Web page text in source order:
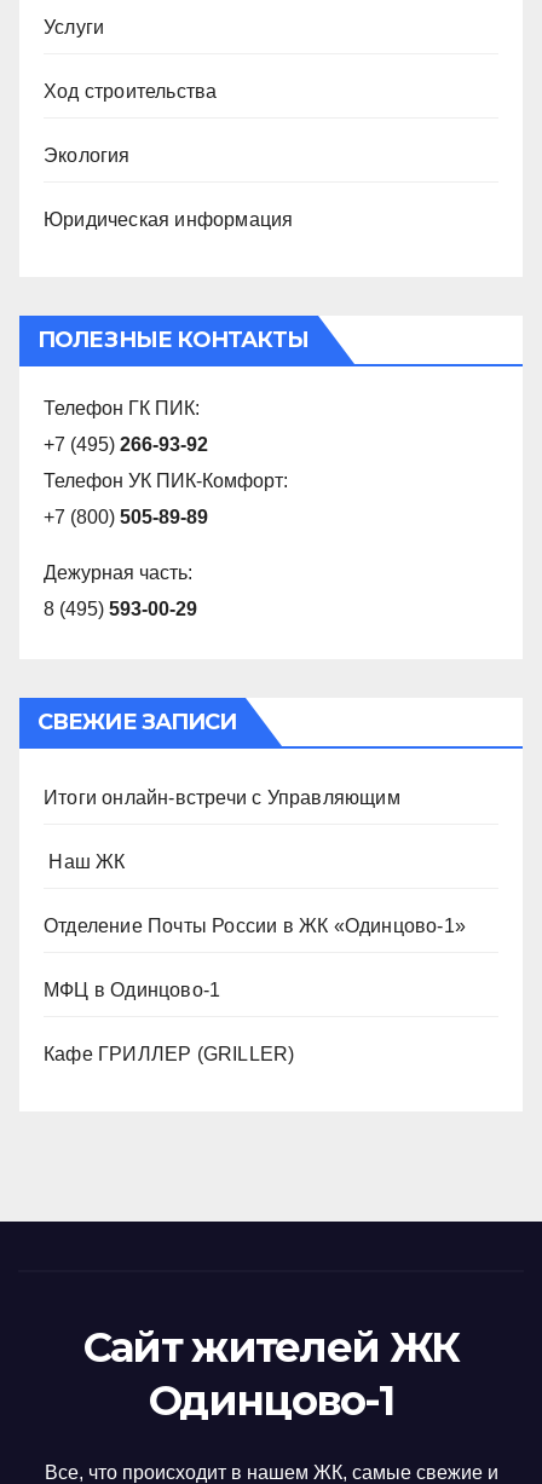
Услуги
Ход строительства
Экология
Юридическая информация
ПОЛЕЗНЫЕ КОНТАКТЫ
Телефон ГК ПИК:
+7 (495) 266-93-92
Телефон УК ПИК-Комфорт:
+7 (800) 505-89-89
Дежурная часть:
8 (495) 593-00-29
СВЕЖИЕ ЗАПИСИ
Итоги онлайн-встречи с Управляющим
️ Наш ЖК
Отделение Почты России в ЖК «Одинцово-1»
МФЦ в Одинцово-1
Кафе ГРИЛЛЕР (GRILLER)
Сайт жителей ЖК
Одинцово-1
Все, что происходит в нашем ЖК, самые свежие и